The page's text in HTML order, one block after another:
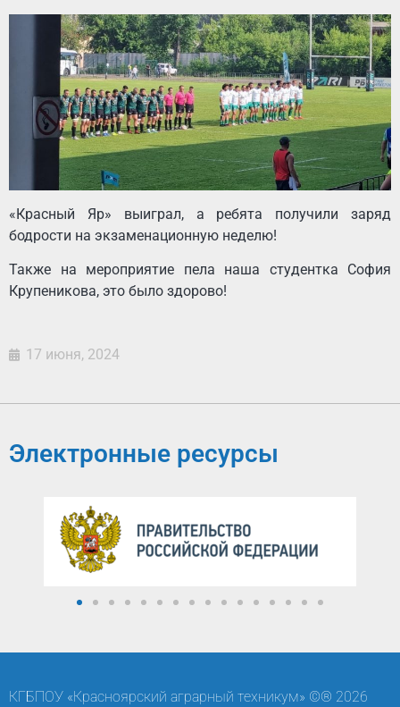
«Красный Яр» выиграл, а ребята получили заряд
бодрости на экзаменационную неделю!
Также на мероприятие пела наша студентка София
Крупеникова, это было здорово!
17 июня, 2024
Электронные ресурсы
КГБПОУ «Красноярский аграрный техникум» ©® 2026